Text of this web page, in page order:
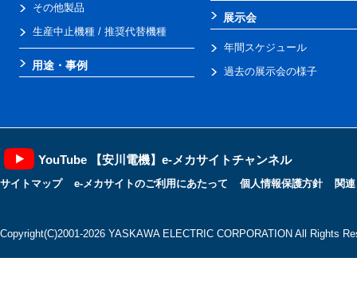
その他製品
生産中止機種 / 推奨代替機種
用途・事例
展示会
年間スケジュール
過去の展示会の様子
YouTube 【安川電機】e-メカサイトチャンネル
サイトマップ e-メカサイトのご利用にあたって 個人情報保護方針 関
Copyright(C)2001‐2026 YASKAWA ELECTRIC CORPORATION All Rights